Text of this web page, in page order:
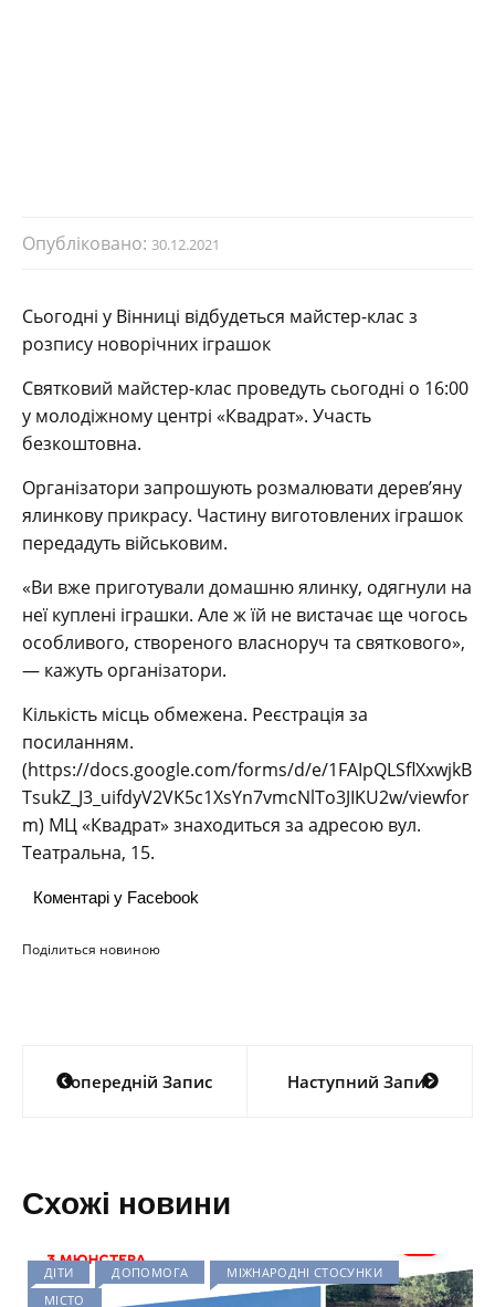
Опубліковано: 30.12.2021
Сьогодні у Вінниці відбудеться майстер-клас з
розпису новорічних іграшок
Святковий майстер-клас проведуть сьогодні о 16:00
у молодіжному центрі «Квадрат». Участь
безкоштовна.
Організатори запрошують розмалювати дерев’яну
ялинкову прикрасу. Частину виготовлених іграшок
передадуть військовим.
«Ви вже приготували домашню ялинку, одягнули на
неї куплені іграшки. Але ж їй не вистачає ще чогось
особливого, створеного власноруч та святкового»,
— кажуть організатори.
Кількість місць обмежена. Реєстрація за
посиланням.
(https://docs.google.com/forms/d/e/1FAIpQLSflXxwjkB
TsukZ_J3_uifdyV2VK5c1XsYn7vmcNlTo3JIKU2w/viewfor
m) МЦ «Квадрат» знаходиться за адресою вул.
Театральна, 15.
Коментарі у Facebook
Поділиться новиною
Навігація
записів
Попередній Запис Наступний Запис
Схожі новини
ДІТИ ДОПОМОГА
МІЖНАРОДНІ СТОСУНКИ
МІСТО